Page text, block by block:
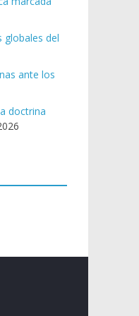
globales del
ante los
doctrina